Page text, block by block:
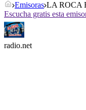
Emisoras LA ROCA
Escucha gratis esta
radio.net